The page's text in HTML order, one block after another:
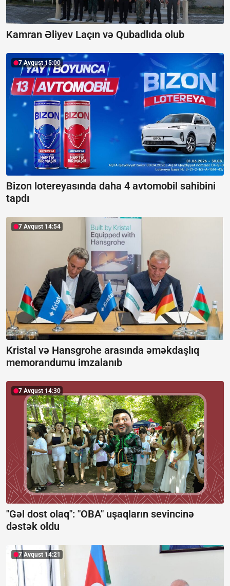
Kamran Əliyev Laçın və Qubadlıda olub
7 Avqust 15:00
Bizon lotereyasında daha 4 avtomobil sahibini
tapdı
7 Avqust 14:54
Kristal və Hansgrohe arasında əməkdaşlıq
memorandumu imzalanıb
7 Avqust 14:30
"Gəl dost olaq": "OBA" uşaqların sevincinə
dəstək oldu
7 Avqust 14:21